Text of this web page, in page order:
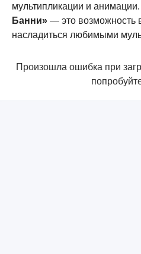
мультипликации и анимации.
Банни» — это возможность
насладиться любимыми
Произошла ошибка при